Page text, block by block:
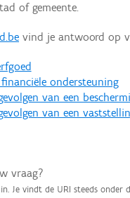
of gemeente.
vind je antwoord op
ondersteuning
van een
van een
vraag?
Je vindt de URI steeds onder